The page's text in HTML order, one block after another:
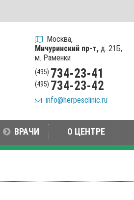
Москва,
Мичуринский пр-т, д. 21Б,
м. Раменки
(495) 734-23-41
(495) 734-23-42
info@herpesclinic.ru
ВРАЧИ О ЦЕНТРЕ